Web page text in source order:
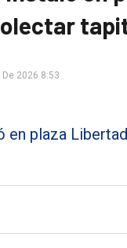
2026 8:53